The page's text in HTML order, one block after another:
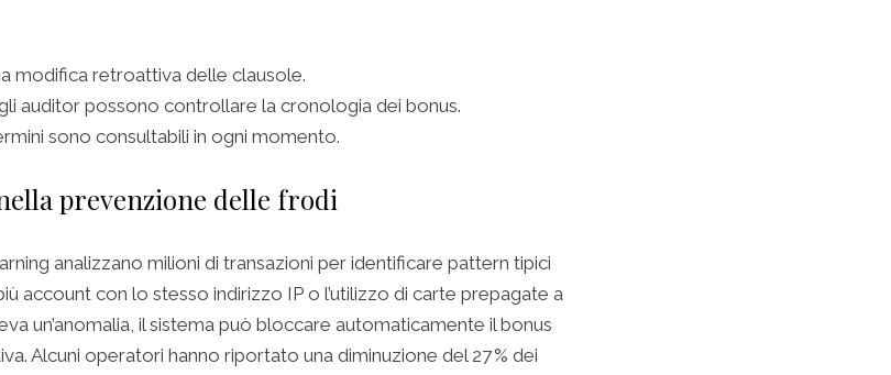
modifica retroattiva delle clausole.
auditor possono controllare la cronologia dei bonus.
sono consultabili in ogni momento.
prevenzione delle frodi
analizzano milioni di transazioni per identificare pattern tipici
account con lo stesso indirizzo IP o l’utilizzo di carte prepagate a
un’anomalia, il sistema può bloccare automaticamente il bonus
Alcuni operatori hanno riportato una diminuzione del 27 % dei